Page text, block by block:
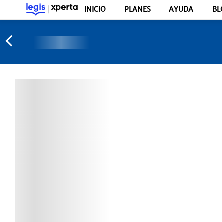
INICIO PLANES AYUDA